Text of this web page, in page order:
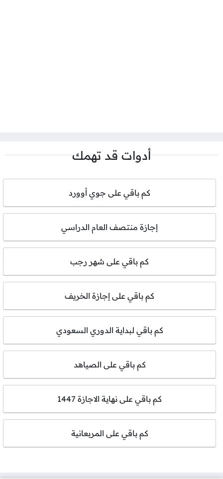
أدوات قد تهمك
كم باقي على جوي أوورد
إجازة منتصف العام الدراسي
كم باقي على شهر رجب
كم باقي على إجازة الخريف
كم باقي لبداية الدوري السعودي
كم باقي على الصياهد
كم باقي على نهاية الاجازة 1447
كم باقي على المربعانية